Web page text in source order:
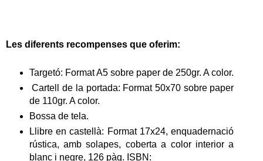
Les diferents recompenses que oferim:
Targetó: Format A5 sobre paper de 250gr. A color.
Cartell de la portada: Format 50x70 sobre paper
de 110gr. A color.
Bossa de tela.
Llibre en castellà: Format 17x24, enquadernació
rústica, amb solapes, coberta a color interior a
blanc i negre, 126 pàg. ISBN: